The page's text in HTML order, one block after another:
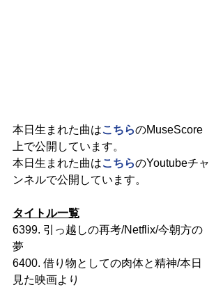
本日生まれた曲はこちらのMuseScore
上で公開しています。
本日生まれた曲はこちらのYoutubeチャ
ンネルで公開しています。
タイトル一覧
6399. 引っ越しの再考/Netflix/今朝方の
夢
6400. 借り物としての肉体と精神/本日
見た映画より